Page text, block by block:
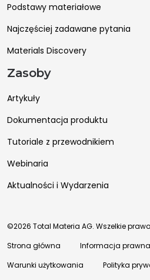
Podstawy materiałowe
Najczęściej zadawane pytania
Materials Discovery
Zasoby
Artykuły
Dokumentacja produktu
Tutoriale z przewodnikiem
Webinaria
Aktualności i Wydarzenia
©2026 Total Materia AG. Wszelkie
Strona główna
Informacja prawna
Warunki użytkowania
Polityka